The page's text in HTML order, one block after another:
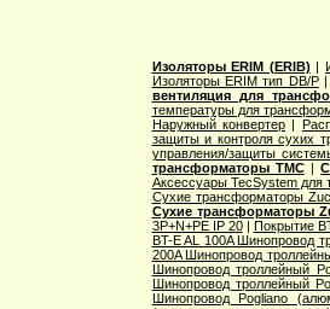
Изоляторы ERIM (ERIB) |
Изоляторы ERIM тип DB/P
вентиляция для
температуры для
Наружный конвертер |
защиты и контроля сухих
управления/защиты
трансформаторы TMC|
Аксессуары TecSystem для
Сухие трансформаторы
Сухие трансформаторы
3P+N+PE IP 20| Покрытие
BT-E AL 100A Шинопровод
200A Шинопровод
Шинопровод троллейный
Шинопровод троллейный
Шинопровод Pogliano